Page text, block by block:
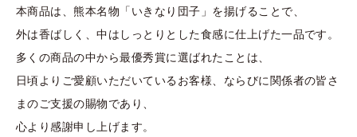
本商品は、熊本名物「いきなり団子」を揚げることで、
外は香ばしく、中はしっとりとした食感に仕上げた一品です。
多くの商品の中から最優秀賞に選ばれたことは、
日頃よりご愛顧いただいているお客様、ならびに関係者の皆さ
まのご支援の賜物であり、
心より感謝申し上げます。